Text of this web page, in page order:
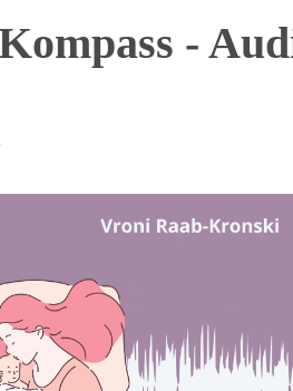
-